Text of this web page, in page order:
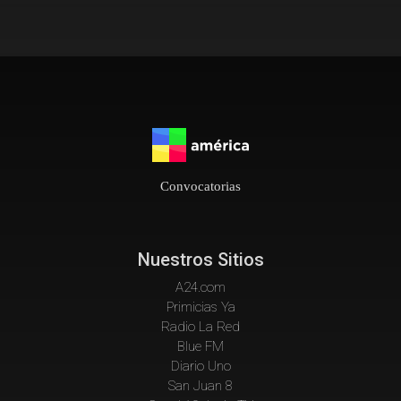
Convocatorias
Nuestros Sitios
A24.com
Primicias Ya
Radio La Red
Blue FM
Diario Uno
San Juan 8